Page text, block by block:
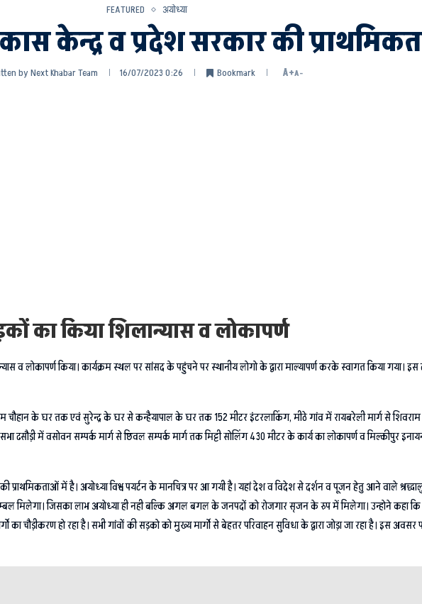
FEATURED अयोध्या
केन्द्र व प्रदेश सरकार की
byNext Khabar Team 16/07/2023 0:26 Bookmark A+A-
का किया शिलान्यास व लोकापर्ण
व लोकापर्ण किया। कार्यक्रम स्थल पर सांसद के पहुंचने पर स्थानीय लोगो के द्वारा माल्यापर्ण करके स्वागत किया गया।
चौहान के घर तक एवं सुरेन्द्र के घर से कन्हैयापाल के घर तक 152 मीटर इंटरलाकिंग, मीठे गांव में रायबरेली मार्ग से
में वसोवन सम्पर्क मार्ग से छिवल सम्पर्क मार्ग तक मिट्टी सोलिंग 430 मीटर के कार्य का लोकापर्ण व मिल्कीपुर
प्राथमिकताओं में है। अयोध्या विश्व पयर्टन के मानचित्र पर आ गयी है। यहां देश व विदेश से दर्शन व पूजन हेतु आने वाले
मिलेगा। जिसका लाभ अयोध्या ही नही बल्कि अगल बगल के जनपदों को रोजगार सृजन के रुप में मिलेगा। उन्होने कहा
का चौड़ीकरण हो रहा है। सभी गांवों की सड़को को मुख्य मार्गो से बेहतर परिवाहन सुविधा के द्वारा जोड़ा जा रहा है। इस अवसर